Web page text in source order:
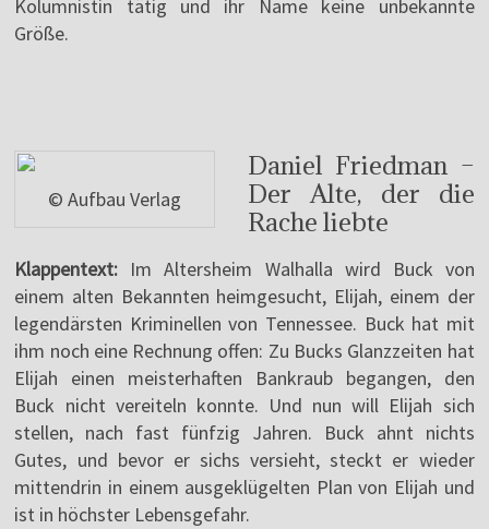
Kolumnistin tätig und ihr Name keine unbekannte
Größe.
© Aufbau Verlag
Daniel Friedman –
Der Alte, der die
Rache liebte
Klappentext: Im Altersheim Walhalla wird Buck von
einem alten Bekannten heimgesucht, Elijah, einem der
legendärsten Kriminellen von Tennessee. Buck hat mit
ihm noch eine Rechnung offen: Zu Bucks Glanzzeiten hat
Elijah einen meisterhaften Bankraub begangen, den
Buck nicht vereiteln konnte. Und nun will Elijah sich
stellen, nach fast fünfzig Jahren. Buck ahnt nichts
Gutes, und bevor er sichs versieht, steckt er wieder
mittendrin in einem ausgeklügelten Plan von Elijah und
ist in höchster Lebensgefahr.